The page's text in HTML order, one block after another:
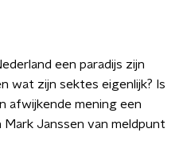
een paradijs zijn
wat zijn sektes eigenlijk? Is
afwijkende mening een
Janssen van meldpunt